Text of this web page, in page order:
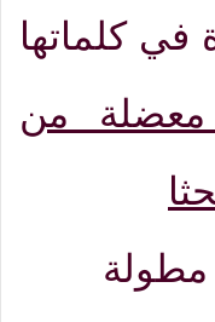
كلماتها
معضلة من
مطولة